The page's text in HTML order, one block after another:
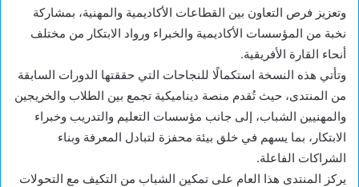
وتعزيز فرص التعاون بين القطاعات الأكاديمية والمهنية، بمشاركة
نخبة من المؤسسات الأكاديمية والخبراء ورواد الابتكار من مختلف
أنحاء القارة الأفريقية.
وتأتي هذه النسخة استكمالًا للنجاحات التي حققتها الدورات السابقة
من المنتدى، حيث تُقدم منصة ديناميكية تجمع بين الطلاب والخريجين
والمهنيين الشباب، إلى جانب مؤسسات التعليم والتدريب وخبراء
الابتكار، بما يسهم في خلق بيئة محفزة لتبادل المعرفة وبناء
الشراكات الفاعلة.
يركز المنتدى هذا العام على تمكين الشباب من التكيف مع التحولات